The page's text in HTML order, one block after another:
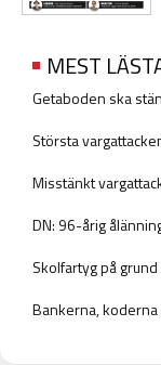
MEST
Getaboden ska
Största
Misstänkt
DN: 96-årig
Skolfartyg på
Bankerna,